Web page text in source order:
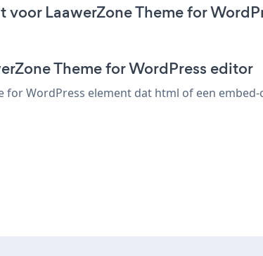
LaawerZone Theme for
Theme for WordPress editor
WordPress element dat html of een